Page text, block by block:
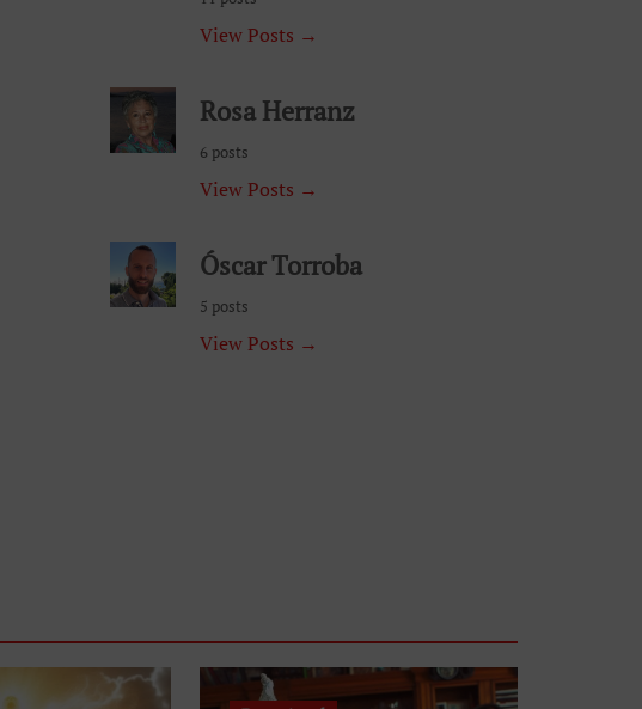
View Posts →
Rosa Herranz
6 posts
View Posts →
Óscar Torroba
5 posts
View Posts →